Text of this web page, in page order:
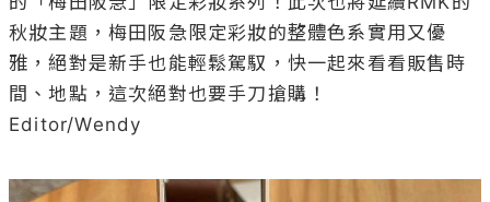
秋妝主題，梅田阪急限定彩妝的整體色系實用又優
雅，絕對是新手也能輕鬆駕馭，快一起來看看販售時
間、地點，這次絕對也要手刀搶購！
Editor/Wendy